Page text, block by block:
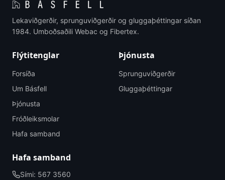
Lekaviðgerðir, sprunguviðgerðir og gluggaþéttingar síðan
1984. Umboðsaðili Webac og Fibertex.
Flýtitenglar
Forsíða
Um Básfell
Þjónusta
Fróðleiksmolar
Hafa samband
Þjónusta
Sprunguviðgerðir
Gluggaþéttingar
Hafa samband
Sími: 567 3560